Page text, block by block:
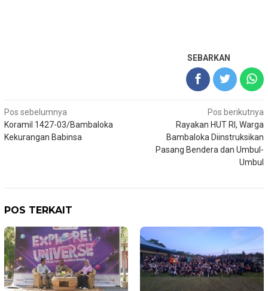
SEBARKAN
Navigasi
pos
Pos sebelumnya
Koramil 1427-03/Bambaloka
Kekurangan Babinsa
Pos berikutnya
Rayakan HUT RI, Warga
Bambaloka Diinstruksikan
Pasang Bendera dan Umbul-
Umbul
POS TERKAIT